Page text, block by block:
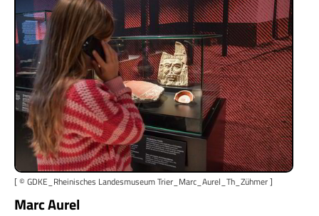
[ © GDKE_Rheinisches Landesmuseum Trier_Marc_Aurel_Th_Zühmer ]
Marc Aurel